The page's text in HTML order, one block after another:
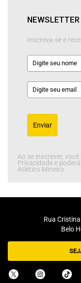
NEWSLETTER
Inscreva-se e
Enviar
Ao se inscrever,
Privacidade e
Atlético Mineiro.
Rua
Belo